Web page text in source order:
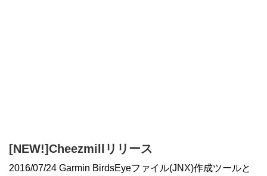
[NEW!]Cheezmillリリース
2016/07/24 Garmin BirdsEyeファイル(JNX)作成ツールと